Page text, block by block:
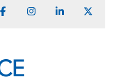
Partager sur Facebook
Partager surPartager sur